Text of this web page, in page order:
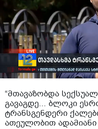
“მთავაზობდა
გავაგდე... ბლოკი
ტრანსგენდერი
ათეულობით ადამიანი